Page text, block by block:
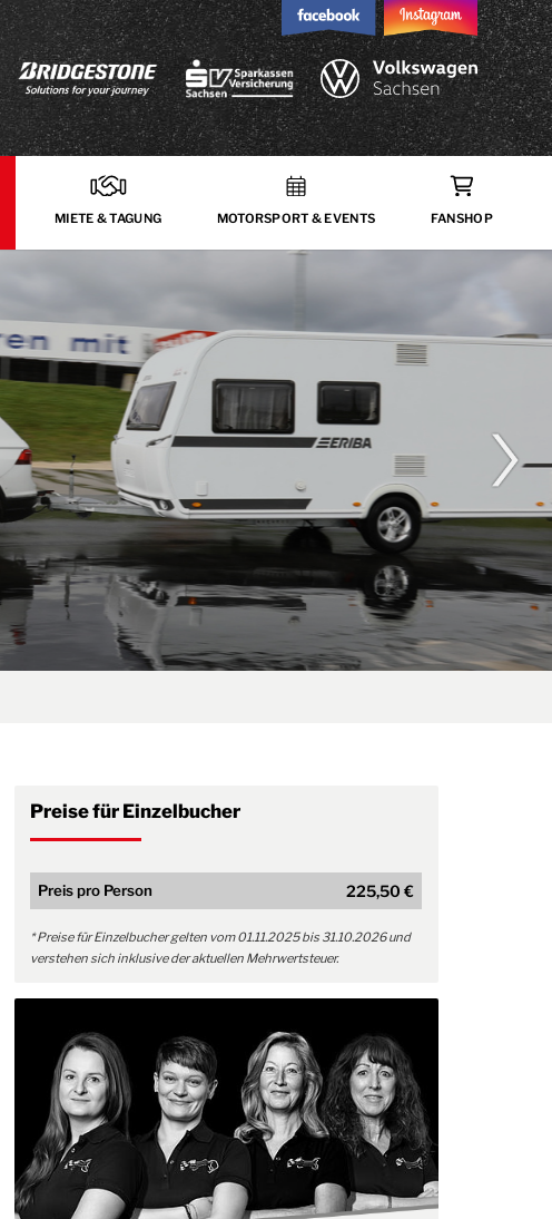
MIETE & TAGUNG MOTORSPORT & EVENTS FANSHOP
Preise für Einzelbucher
Preis pro Person 225,50 €
* Preise für Einzelbucher gelten vom 01.11.2025 bis 31.10.2026 und
verstehen sich inklusive der aktuellen Mehrwertsteuer.